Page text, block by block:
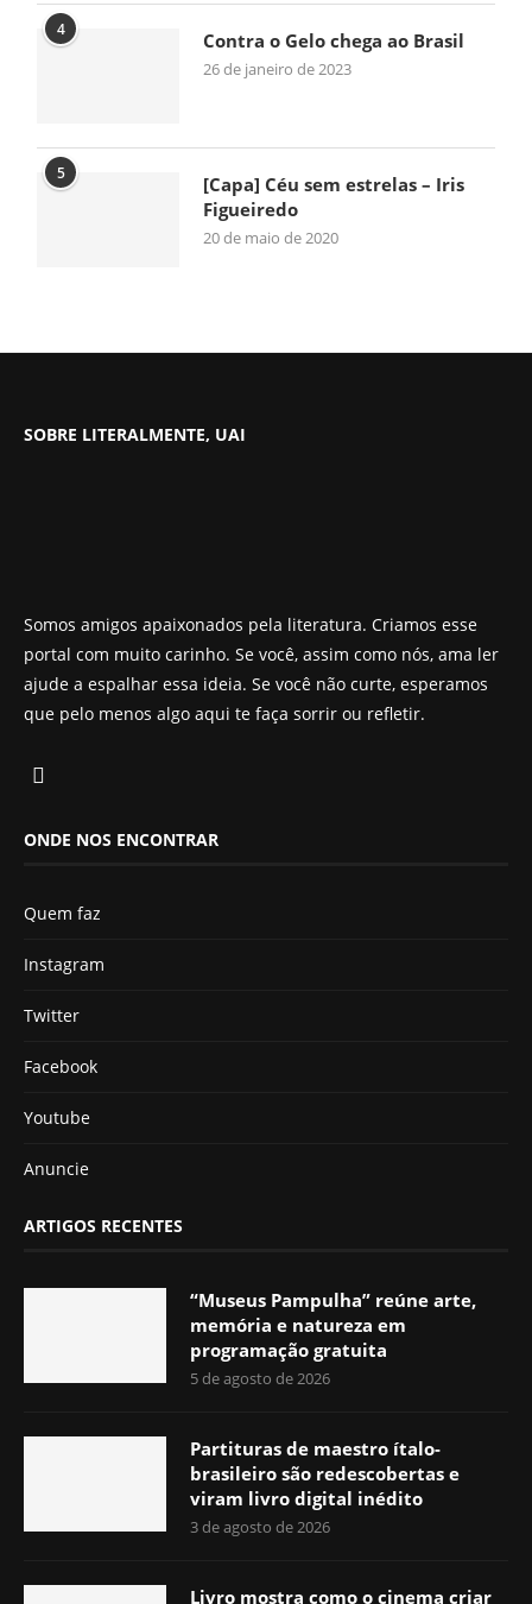
4 Contra o Gelo chega ao Brasil
26 de janeiro de 2023
5
[Capa] Céu sem estrelas – Iris
Figueiredo
20 de maio de 2020
SOBRE LITERALMENTE, UAI
Somos amigos apaixonados pela literatura. Criamos esse
portal com muito carinho. Se você, assim como nós, ama ler
ajude a espalhar essa ideia. Se você não curte, esperamos
que pelo menos algo aqui te faça sorrir ou refletir.
ONDE NOS ENCONTRAR
Quem faz
Instagram
Twitter
Facebook
Youtube
Anuncie
ARTIGOS RECENTES
“Museus Pampulha” reúne arte,
memória e natureza em
programação gratuita
5 de agosto de 2026
Partituras de maestro ítalo-
brasileiro são redescobertas e
viram livro digital inédito
3 de agosto de 2026
Livro mostra como o cinema criar